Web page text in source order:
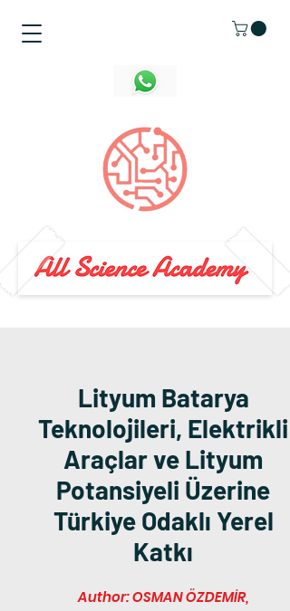
Lityum Batarya
Teknolojileri, Elektrikli
Araçlar ve Lityum
Potansiyeli Üzerine
Türkiye Odaklı Yerel
Katkı
Author: OSMAN ÖZDEMİR,